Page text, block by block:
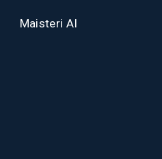
Maisteri AI